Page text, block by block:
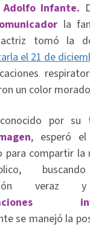
Adolfo Infante.
la
tomó la
el 21 de
un color
por su
, esperó el
para compartir la
se manejó la